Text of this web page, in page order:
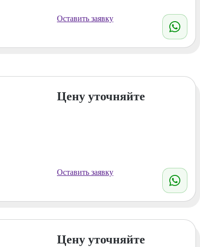
Оставить заявку
Цену уточняйте
Оставить заявку
Цену уточняйте